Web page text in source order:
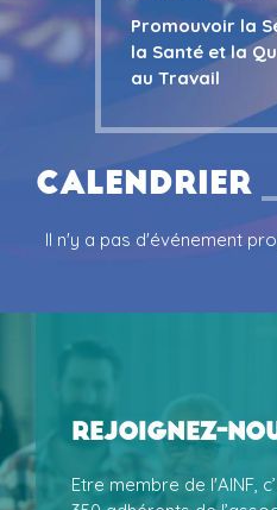
Promouvoir la
la Santé et la
au Travail
Calendrier
Il n'y a pas d'événement
Rejoignez-
Etre membre de l'AINF,